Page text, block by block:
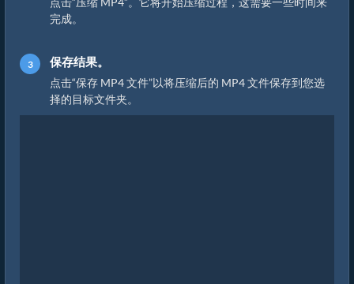
完成。
保存结果。
点击“保存 MP4 文件”以将压缩后的 MP4 文件保存到您选
择的目标文件夹。